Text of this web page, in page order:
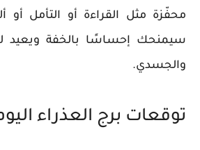
محفّزة مثل القراءة أو التأمل أو
سيمنحك إحساسًا بالخفة ويعيد
والجسدي.
توقعات برج العذراء